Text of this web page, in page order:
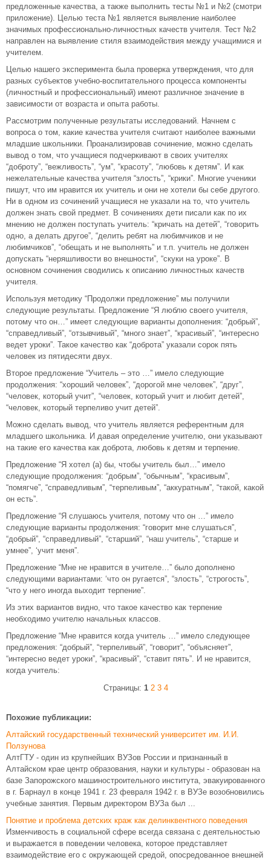
предложенные качества, а также выполнить тесты №1 и №2 (смотри
приложение). Целью теста №1 является выявление наиболее
значимых профессионально-личностных качеств учителя. Тест №2
направлен на выявление стиля взаимодействия между учащимися и
учителем.
Целью нашего эксперимента была проверка утверждения, что для
разных субъектов учебно-воспитательного процесса компоненты
(личностный и профессиональный) имеют различное значение в
зависимости от возраста и опыта работы.
Рассмотрим полученные результаты исследований. Начнем с
вопроса о том, какие качества учителя считают наиболее важными
младшие школьники. Проанализировав сочинение, можно сделать
вывод о том, что учащиеся подчеркивают в своих учителях
“доброту”, “вежливость”, “ум”, “красоту”, “любовь к детям”. И как
нежелательные качества учителя “злость”, “крики”. Многие ученики
пишут, что им нравится их учитель и они не хотели бы себе другого.
Ни в одном из сочинений учащиеся не указали на то, что учитель
должен знать свой предмет. В сочинениях дети писали как по их
мнению не должен поступать учитель: “кричать на детей”, “говорить
одно, а делать другое”, “делить ребят на любимчиков и не
любимчиков”, “обещать и не выполнять” и т.п. учитель не должен
допускать “неряшливости во внешности”, “скуки на уроке”. В
основном сочинения сводились к описанию личностных качеств
учителя.
Используя методику “Продолжи предложение” мы получили
следующие результаты. Предложение “Я люблю своего учителя,
потому что он…” имеет следующие варианты дополнения: “добрый”,
“справедливый”, “отзывчивый”, “много знает”, “красивый”, “интересно
ведет уроки”. Такое качество как “доброта” указали сорок пять
человек из пятидесяти двух.
Второе предложение “Учитель – это …” имело следующие
продолжения: “хороший человек”, “дорогой мне человек”, “друг”,
“человек, который учит”, “человек, который учит и любит детей”,
“человек, который терпеливо учит детей”.
Можно сделать вывод, что учитель является референтным для
младшего школьника. И давая определение учителю, они указывают
на такие его качества как доброта, любовь к детям и терпение.
Предложение “Я хотел (а) бы, чтобы учитель был…” имело
следующие продолжения: “добрым”, “обычным”, “красивым”,
“помягче”, “справедливым”, “терпеливым”, “аккуратным”, “такой, какой
он есть”.
Предложение “Я слушаюсь учителя, потому что он …” имело
следующие варианты продолжения: “говорит мне слушаться”,
“добрый”, “справедливый”, “старший”, “наш учитель”, “старше и
умнее”, ‘учит меня”.
Предложение “Мне не нравится в учителе…” было дополнено
следующими вариантами: ‘что он ругается”, “злость”, “строгость”,
“что у него иногда выходит терпение”.
Из этих вариантов видно, что такое качество как терпение
необходимо учителю начальных классов.
Предложение “Мне нравится когда учитель …” имело следующее
предложения: “добрый”, “терпеливый”, “говорит”, “объясняет”,
“интересно ведет уроки”, “красивый”, “ставит пять”. И не нравится,
когда учитель:
Страницы: 1 2 3 4
Похожие публикации:
Алтайский государственный технический университет им. И.И.
Ползунова
АлтГТУ - один из крупнейших ВУЗов России и признанный в
Алтайском крае центр образования, науки и культуры - образован на
базе Запорожского машиностроительного института, эвакуированного
в г. Барнаул в конце 1941 г. 23 февраля 1942 г. в ВУЗе возобновились
учебные занятия. Первым директором ВУЗа был ...
Понятие и проблема детских краж как делинквентного поведения
Изменчивость в социальной сфере всегда связана с деятельностью
и выражается в поведении человека, которое представляет
взаимодействие его с окружающей средой, опосредованное внешней